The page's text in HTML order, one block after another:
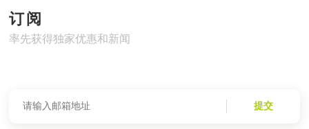
订阅
率先获得独家优惠和新闻
提交